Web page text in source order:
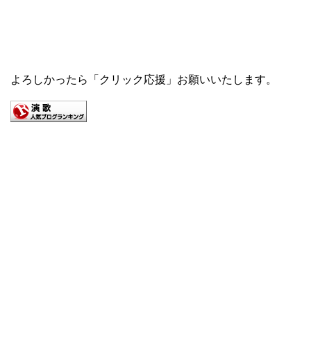
よろしかったら「クリック応援」お願いいたします。